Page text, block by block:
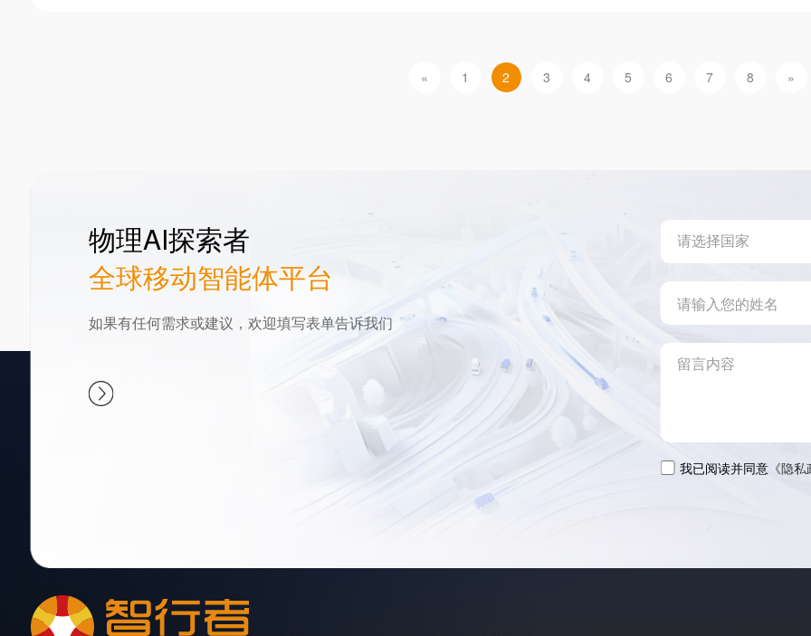
« 1 2 3 4 5 6 7 8 »
物理AI探索者
全球移动智能体平台
如果有任何需求或建议，欢迎填写表单告诉我们
我已阅读并同意 《隐